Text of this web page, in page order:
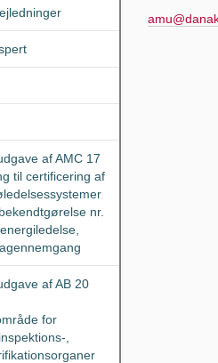
af AMC 17
til certificering af
nr.
af AB 20
for
,